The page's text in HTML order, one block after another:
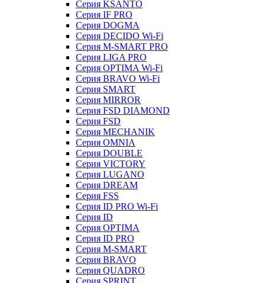
Серия KSANTO
Серия IF PRO
Серия DOGMA
Серия DECIDO Wi-Fi
Серия M-SMART PRO
Серия LIGA PRO
Серия OPTIMA Wi-Fi
Серия BRAVO Wi-Fi
Серия SMART
Серия MIRROR
Серия FSD DIAMOND
Серия FSD
Серия MECHANIK
Серия OMNIA
Серия DOUBLE
Серия VICTORY
Серия LUGANO
Серия DREAM
Серия FSS
Серия ID PRO Wi-Fi
Серия ID
Серия OPTIMA
Серия ID PRO
Серия M-SMART
Серия BRAVO
Серия QUADRO
Серия SPRINT